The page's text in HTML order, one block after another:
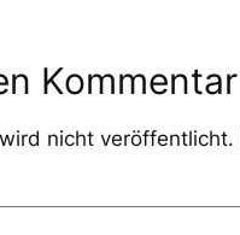
Kommentar
nicht veröffentlicht.